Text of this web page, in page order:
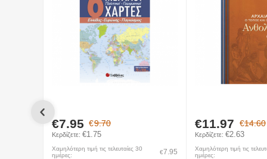
20 - 1000kg --> 15€
3) Νησιωτικοι προορισμοι:
0 - 5kg --> 3€
5 - 10kg --> 4€
10 - 15kg --> 6€
15 - 20kg --> 8€
Χερσαίοι προορισμοί
- Αφορά την παραλαβή, μεταφορά και
€9.70
€7.95
Κερδίζετε: €1.75
Χαμηλότερη τιμή τις τελευταίες 30
ημέρες:
€7.95
€14.60
€11.97
Κερδίζετε: €2.63
Χαμηλότερη τιμή τις
ημέρες: